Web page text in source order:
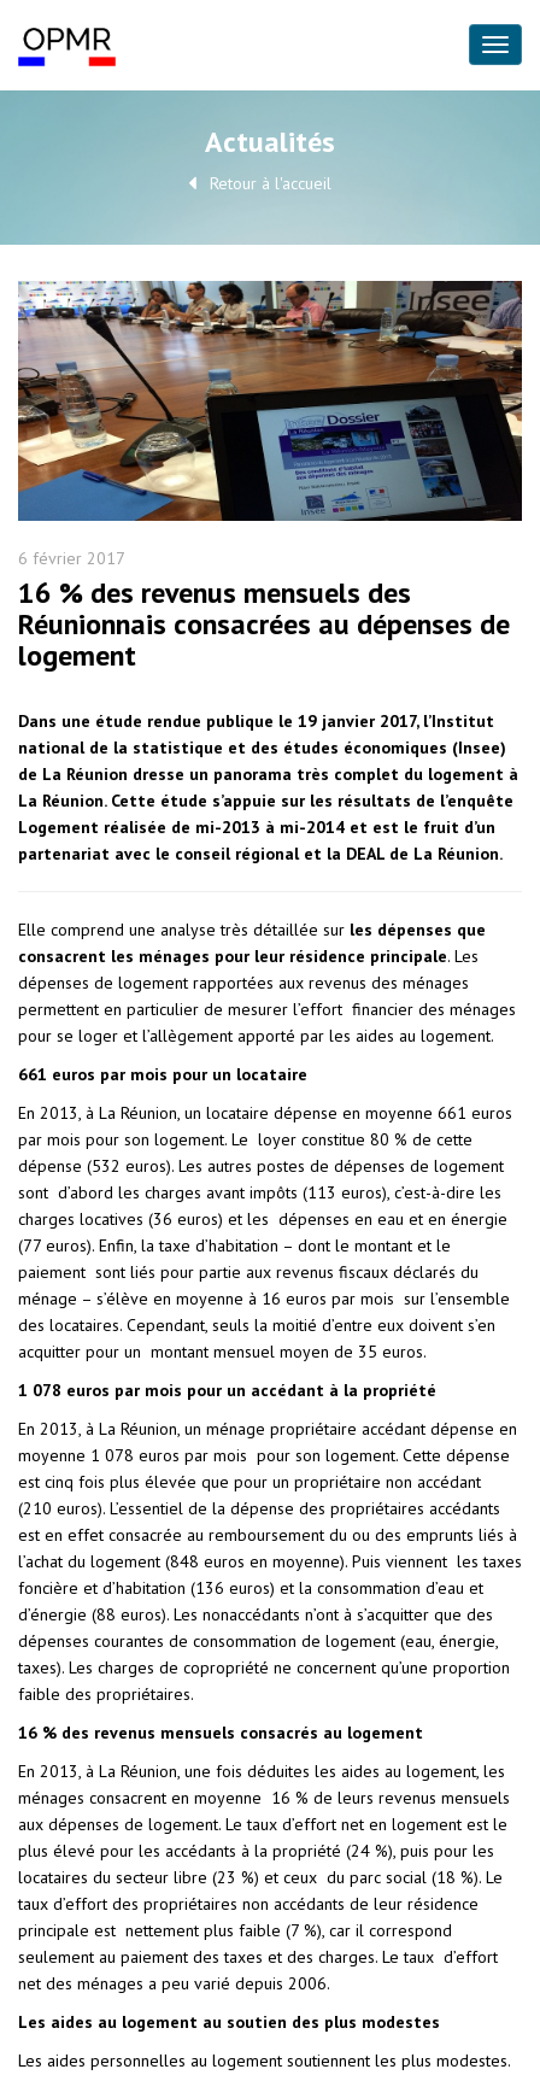
Actualités
Retour à l'accueil
6 février 2017
16 % des revenus mensuels des
Réunionnais consacrées au dépenses de
logement
Dans une étude rendue publique le 19 janvier 2017, l’Institut
national de la statistique et des études économiques (Insee)
de La Réunion dresse un panorama très complet du logement à
La Réunion. Cette étude s’appuie sur les résultats de l’enquête
Logement réalisée de mi-2013 à mi-2014 et est le fruit d’un
partenariat avec le conseil régional et la DEAL de La Réunion.
Elle comprend une analyse très détaillée sur les dépenses que
consacrent les ménages pour leur résidence principale. Les
dépenses de logement rapportées aux revenus des ménages
permettent en particulier de mesurer l’effort financier des ménages
pour se loger et l’allègement apporté par les aides au logement.
661 euros par mois pour un locataire
En 2013, à La Réunion, un locataire dépense en moyenne 661 euros
par mois pour son logement. Le loyer constitue 80 % de cette
dépense (532 euros). Les autres postes de dépenses de logement
sont d’abord les charges avant impôts (113 euros), c’est-à-dire les
charges locatives (36 euros) et les dépenses en eau et en énergie
(77 euros). Enfin, la taxe d’habitation – dont le montant et le
paiement sont liés pour partie aux revenus fiscaux déclarés du
ménage – s’élève en moyenne à 16 euros par mois sur l’ensemble
des locataires. Cependant, seuls la moitié d’entre eux doivent s’en
acquitter pour un montant mensuel moyen de 35 euros.
1 078 euros par mois pour un accédant à la propriété
En 2013, à La Réunion, un ménage propriétaire accédant dépense en
moyenne 1 078 euros par mois pour son logement. Cette dépense
est cinq fois plus élevée que pour un propriétaire non accédant
(210 euros). L’essentiel de la dépense des propriétaires accédants
est en effet consacrée au remboursement du ou des emprunts liés à
l’achat du logement (848 euros en moyenne). Puis viennent les taxes
foncière et d’habitation (136 euros) et la consommation d’eau et
d’énergie (88 euros). Les nonaccédants n’ont à s’acquitter que des
dépenses courantes de consommation de logement (eau, énergie,
taxes). Les charges de copropriété ne concernent qu’une proportion
faible des propriétaires.
16 % des revenus mensuels consacrés au logement
En 2013, à La Réunion, une fois déduites les aides au logement, les
ménages consacrent en moyenne 16 % de leurs revenus mensuels
aux dépenses de logement. Le taux d’effort net en logement est le
plus élevé pour les accédants à la propriété (24 %), puis pour les
locataires du secteur libre (23 %) et ceux du parc social (18 %). Le
taux d’effort des propriétaires non accédants de leur résidence
principale est nettement plus faible (7 %), car il correspond
seulement au paiement des taxes et des charges. Le taux d’effort
net des ménages a peu varié depuis 2006.
Les aides au logement au soutien des plus modestes
Les aides personnelles au logement soutiennent les plus modestes.